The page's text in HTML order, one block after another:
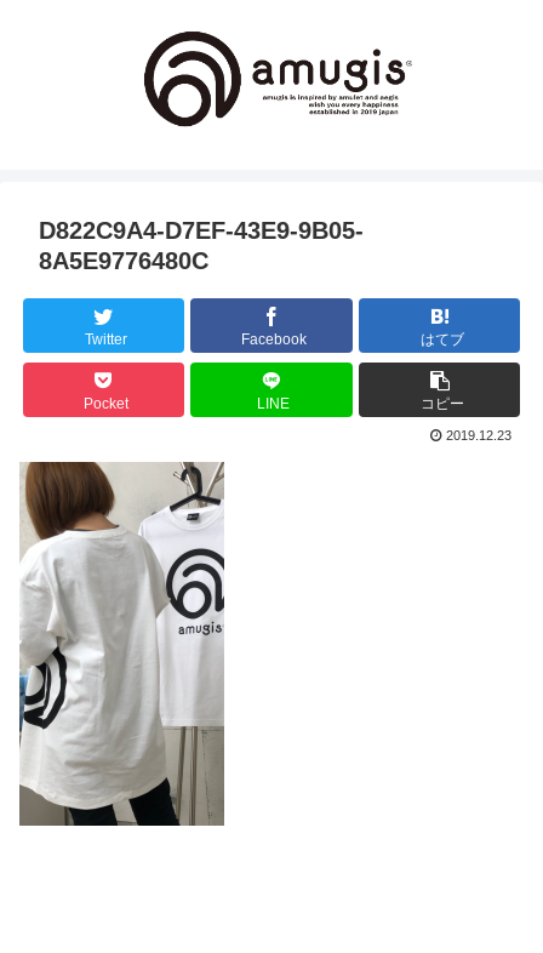
D822C9A4-D7EF-43E9-9B05-
8A5E9776480C
Twitter Facebook はてブ
Pocket LINE コピー
2019.12.23